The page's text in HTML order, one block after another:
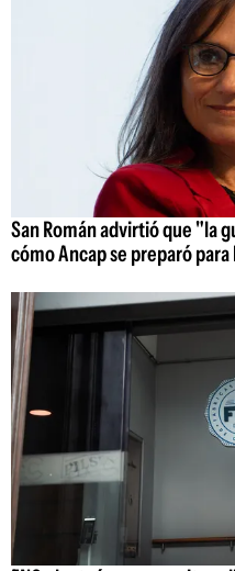
San Román advirtió que "la
cómo Ancap se preparó para